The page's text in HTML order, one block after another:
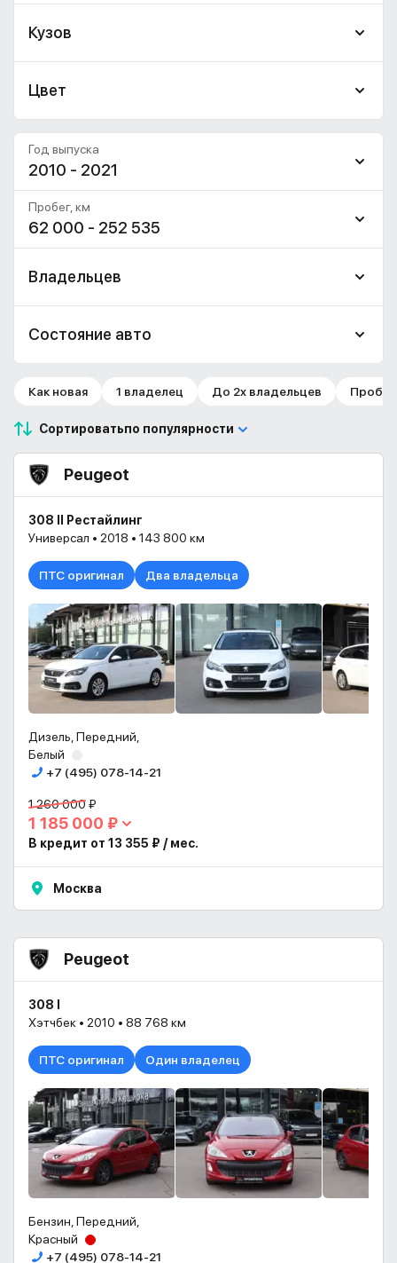
Кузов
Цвет
2010 - 2021
Год выпуска
62 000 - 252 535
Пробег, км
Владельцев
Состояние авто
Как новая 1 владелец До 2х владельцев
Сортироватьпо популярности
Peugeot
308 II Рестайлинг
Универсал • 2018 • 143 800 км
ПТС оригинал Два владельца
Дизель, Передний,
Белый
+7 (495) 078-14-21
1 260 000 ₽
1 185 000 ₽
В кредит от 13 355 ₽ / мес.
Москва
Peugeot
308 I
Хэтчбек • 2010 • 88 768 км
ПТС оригинал Один владелец
Бензин, Передний,
Красный
+7 (495) 078-14-21